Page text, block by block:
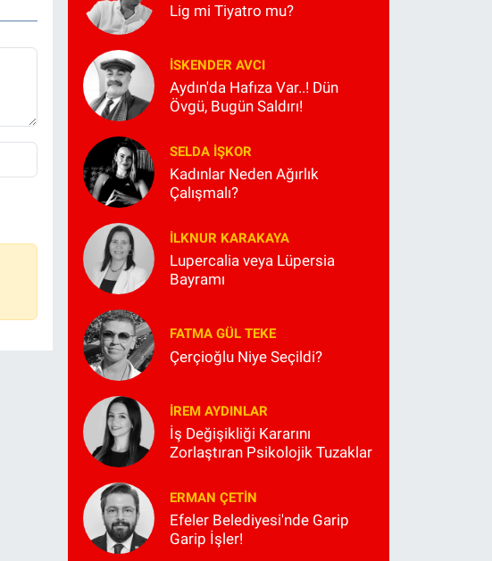
Lig mi Tiyatro mu?
İSKENDER AVCI
Aydın'da Hafıza Var..! Dün
Övgü, Bugün Saldırı!
SELDA İŞKOR
Kadınlar Neden Ağırlık
Çalışmalı?
İLKNUR KARAKAYA
Lupercalia veya Lüpersia
Bayramı
FATMA GÜL TEKE
Çerçioğlu Niye Seçildi?
İREM AYDINLAR
İş Değişikliği Kararını
Zorlaştıran Psikolojik Tuzaklar
ERMAN ÇETIN
Efeler Belediyesi'nde Garip
Garip İşler!